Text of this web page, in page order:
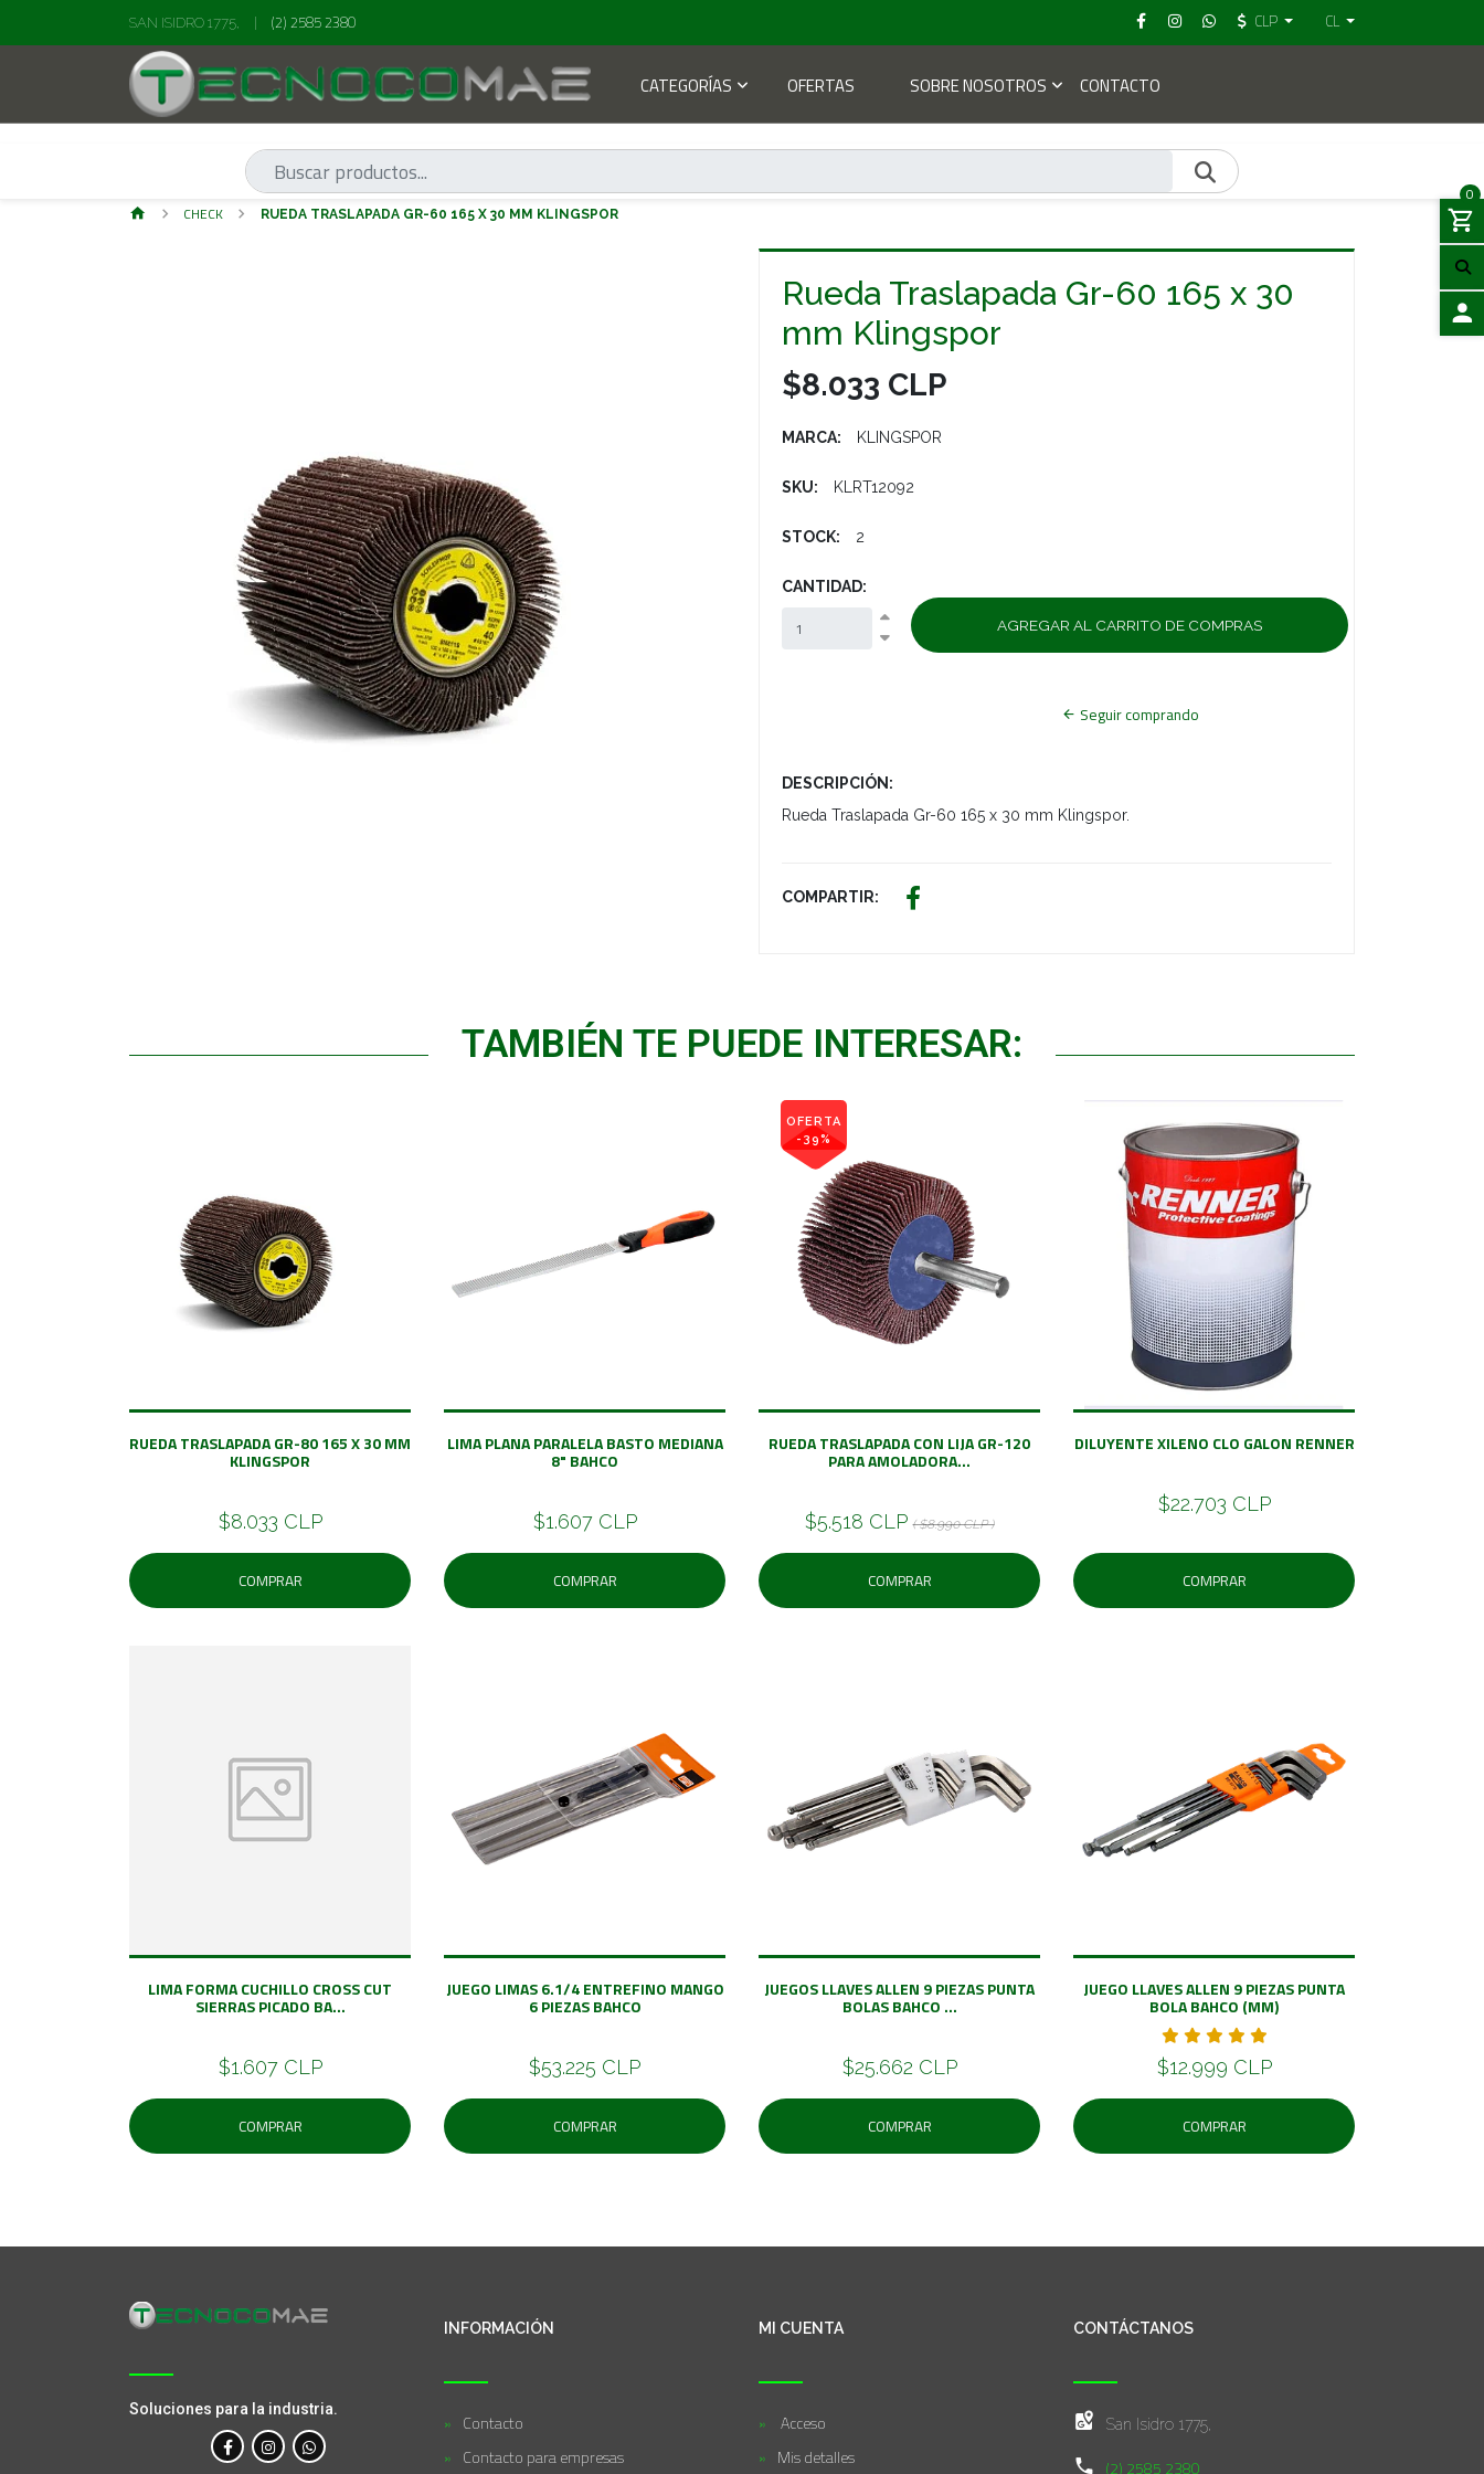
SAN ISIDRO 1775, (2) 2585 2380 CLP CL
CATEGORÍAS OFERTAS SOBRE NOSOTROS CONTACTO
0
CHECK RUEDA TRASLAPADA GR-60 165 X 30 MM KLINGSPOR
Rueda Traslapada Gr-60 165 x 30
mm Klingspor
$8.033 CLP
MARCA: KLINGSPOR
SKU: KLRT12092
STOCK: 2
CANTIDAD:
Seguir comprando
DESCRIPCIÓN:
Rueda Traslapada Gr-60 165 x 30 mm Klingspor.
COMPARTIR:
TAMBIÉN TE PUEDE INTERESAR:
RUEDA TRASLAPADA GR-80 165 X 30 MM
KLINGSPOR
$8.033 CLP
COMPRAR
LIMA PLANA PARALELA BASTO MEDIANA
8" BAHCO
$1.607 CLP
COMPRAR
OFERTA
-39%
RUEDA TRASLAPADA CON LIJA GR-120
PARA AMOLADORA...
$5.518 CLP ( $8.990 CLP )
COMPRAR
DILUYENTE XILENO CLO GALON RENNER
$22.703 CLP
COMPRAR
LIMA FORMA CUCHILLO CROSS CUT
SIERRAS PICADO BA...
$1.607 CLP
COMPRAR
JUEGO LIMAS 6.1/4 ENTREFINO MANGO
6 PIEZAS BAHCO
$53.225 CLP
COMPRAR
JUEGOS LLAVES ALLEN 9 PIEZAS PUNTA
BOLAS BAHCO ...
$25.662 CLP
COMPRAR
JUEGO LLAVES ALLEN 9 PIEZAS PUNTA
BOLA BAHCO (MM)
$12.999 CLP
COMPRAR
Soluciones para la industria.
INFORMACIÓN
Contacto
Contacto para empresas
MI CUENTA
Acceso
Mis detalles
CONTÁCTANOS
San Isidro 1775,
(2) 2585 2380